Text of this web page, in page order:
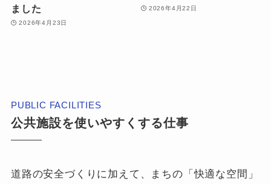
ました
2026年4月23日
2026年4月22日
PUBLIC FACILITIES
公共施設を使いやすくする仕事
道路の安全づくりに加えて、まちの「快適な空間」